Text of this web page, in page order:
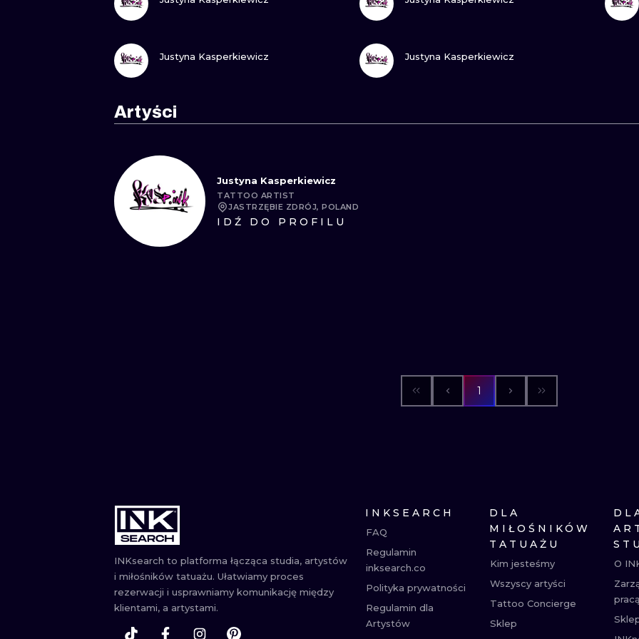
REALISTYCZNE
Justyna Kasperkiewicz Justyna Kasperkiewicz
Artyści
Justyna Kasperkiewicz
TATTOO ARTIST
JASTRZĘBIE ZDRÓJ, POLAND
IDŹ DO PROFILU
1
INKsearch to platforma łącząca studia, artystów
i miłośników tatuażu. Ułatwiamy proces
rezerwacji i usprawniamy komunikację między
klientami, a artystami.
INKSEARCH
FAQ
Regulamin
inksearch.co
Polityka prywatności
Regulamin dla
Artystów
DLA
MIŁOŚNIKÓW
TATUAŻU
Kim jesteśmy
Wszyscy artyści
Tattoo Concierge
Sklep
O
pracą